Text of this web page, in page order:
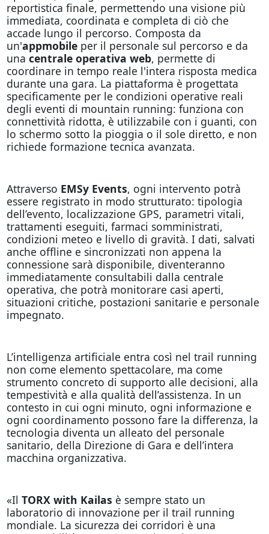
reportistica finale, permettendo una visione più
immediata, coordinata e completa di ciò che
accade lungo il percorso. Composta da
un'appmobile per il personale sul percorso e da
una centrale operativa web, permette di
coordinare in tempo reale l'intera risposta medica
durante una gara. La piattaforma è progettata
specificamente per le condizioni operative reali
degli eventi di mountain running: funziona con
connettività ridotta, è utilizzabile con i guanti, con
lo schermo sotto la pioggia o il sole diretto, e non
richiede formazione tecnica avanzata.
Attraverso EMSy Events, ogni intervento potrà
essere registrato in modo strutturato: tipologia
dell’evento, localizzazione GPS, parametri vitali,
trattamenti eseguiti, farmaci somministrati,
condizioni meteo e livello di gravità. I dati, salvati
anche offline e sincronizzati non appena la
connessione sarà disponibile, diventeranno
immediatamente consultabili dalla centrale
operativa, che potrà monitorare casi aperti,
situazioni critiche, postazioni sanitarie e personale
impegnato.
L’intelligenza artificiale entra così nel trail running
non come elemento spettacolare, ma come
strumento concreto di supporto alle decisioni, alla
tempestività e alla qualità dell’assistenza. In un
contesto in cui ogni minuto, ogni informazione e
ogni coordinamento possono fare la differenza, la
tecnologia diventa un alleato del personale
sanitario, della Direzione di Gara e dell’intera
macchina organizzativa.
«Il TORX with Kailas è sempre stato un
laboratorio di innovazione per il trail running
mondiale. La sicurezza dei corridori è una